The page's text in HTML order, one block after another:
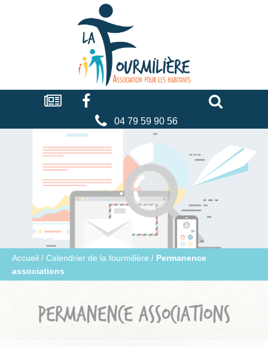
La
fourmilière
Actualités Facebook
04 79 59 90 56
Accueil / Calendrier de la fourmilière / Permanence
associations
PERMANENCE ASSOCIATIONS
Cookies management panel